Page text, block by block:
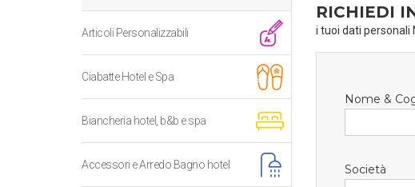
Articoli Personalizzabili
Ciabatte Hotel e Spa
Biancheria hotel, b&b e spa
Accessori e Arredo Bagno hotel
RICHIEDI
i tuoi dati personali
Nome &
Società